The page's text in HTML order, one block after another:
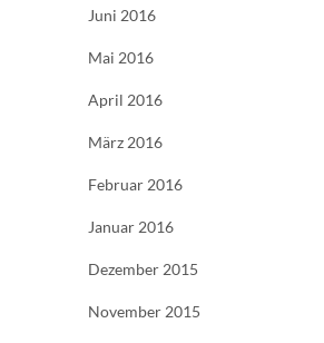
Juni 2016
Mai 2016
April 2016
März 2016
Februar 2016
Januar 2016
Dezember 2015
November 2015